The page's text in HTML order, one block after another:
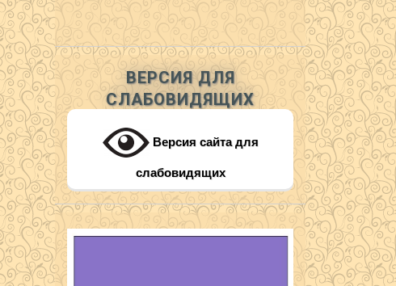
ВЕРСИЯ ДЛЯ
СЛАБОВИДЯЩИХ
Версия сайта для
слабовидящих